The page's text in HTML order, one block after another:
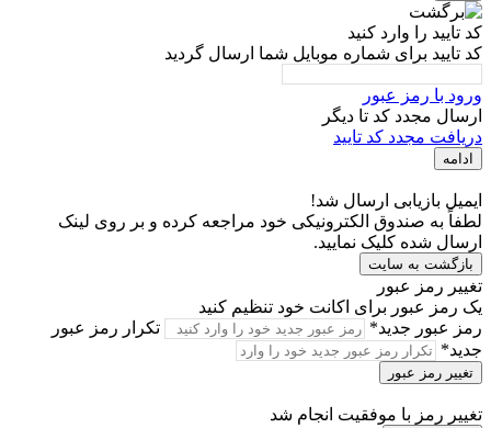
کد تایید را وارد کنید
کد تایید برای شماره موبایل شما ارسال گردید
ورود با رمز عبور
ارسال مجدد کد تا دیگر
دریافت مجدد کد تایید
ادامه
ایمیل بازیابی ارسال شد!
لطفاً به صندوق الکترونیکی خود مراجعه کرده و بر روی لینک
ارسال شده کلیک نمایید.
بازگشت به سایت
تغییر رمز عبور
یک رمز عبور برای اکانت خود تنظیم کنید
رمز عبور جدید*
تکرار رمز عبور
جدید*
تغییر رمز عبور
تغییر رمز با موفقیت انجام شد